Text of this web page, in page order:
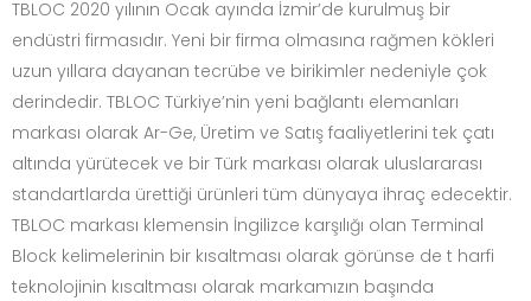
TBLOC 2020 yılının Ocak ayında İzmir’de kurulmuş bir
endüstri firmasıdır. Yeni bir firma olmasına rağmen kökleri
uzun yıllara dayanan tecrübe ve birikimler nedeniyle çok
derindedir. TBLOC Türkiye’nin yeni bağlantı elemanları
markası olarak Ar-Ge, Üretim ve Satış faaliyetlerini tek çatı
altında yürütecek ve bir Türk markası olarak uluslararası
standartlarda ürettiği ürünleri tüm dünyaya ihraç edecektir.
TBLOC markası klemensin İngilizce karşılığı olan Terminal
Block kelimelerinin bir kısaltması olarak görünse de t harfi
teknolojinin kısaltması olarak markamızın başında